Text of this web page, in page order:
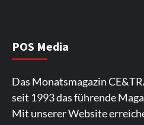
5
6
CHERRY baut
strategisch
POS Media
Das Monatsmagazin
seit 1993 das führende
Mit unserer Website